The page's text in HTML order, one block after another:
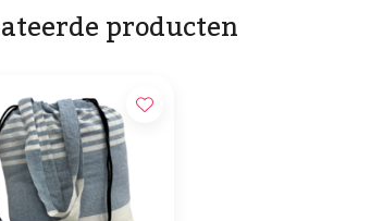
producten